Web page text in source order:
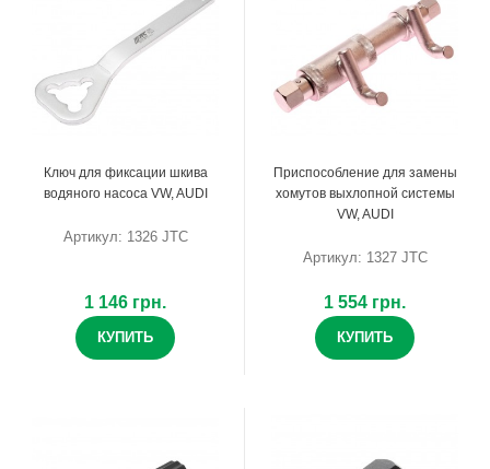
Ключ для фиксации шкива
водяного насоса VW, AUDI
Артикул: 1326 JTC
1 146 грн.
КУПИТЬ
Приспособление для замены
хомутов выхлопной системы
VW, AUDI
Артикул: 1327 JTC
1 554 грн.
КУПИТЬ